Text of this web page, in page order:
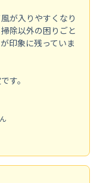
が入りやすくなり
除以外の困りごと
印象に残っていま
す。